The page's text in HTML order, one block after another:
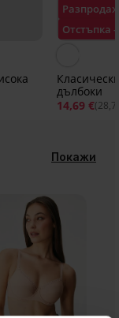
Отстъпка -
дълбоки
14,69 €
Покажи